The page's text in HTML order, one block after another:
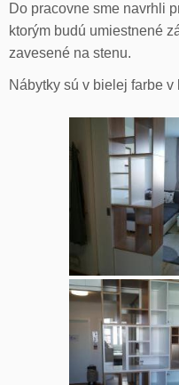
Do pracovne sme navrhli
ktorým budú umiestnené
zavesené na stenu.
Nábytky sú v bielej farbe